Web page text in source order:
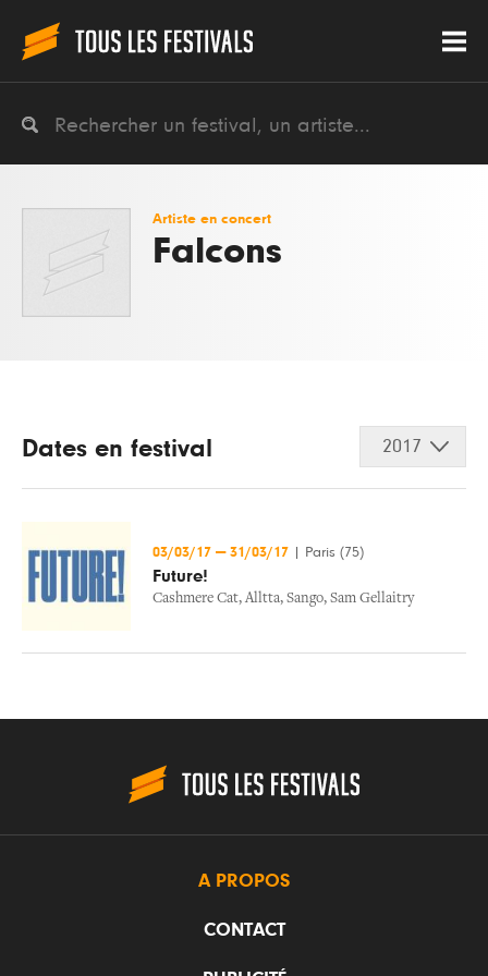
Artiste en concert
Falcons
Dates en festival 2017
03/03/17 — 31/03/17 Paris (75)
Future!
Cashmere Cat, Alltta, Sango, Sam Gellaitry
A PROPOS
CONTACT